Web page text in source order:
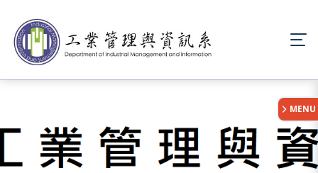
:::
MENU